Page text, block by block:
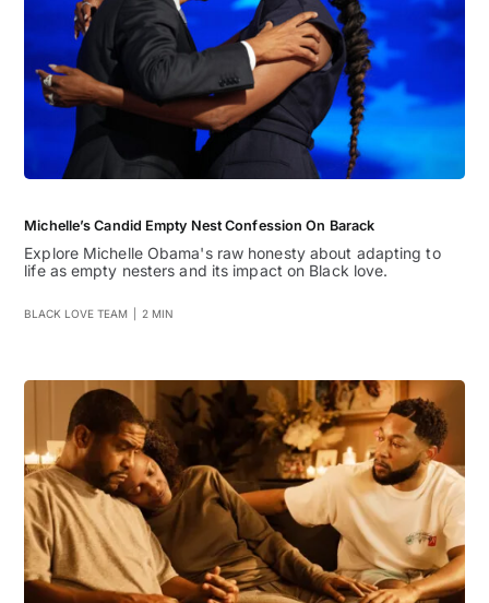
Michelle’s Candid Empty Nest Confession On Barack
Explore Michelle Obama's raw honesty about adapting to
life as empty nesters and its impact on Black love.
BLACK LOVE TEAM 2 MIN